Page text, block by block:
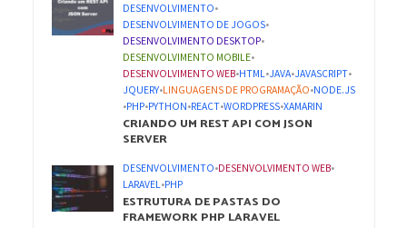
DESENVOLVIMENTO•
DESENVOLVIMENTO DE JOGOS•
DESENVOLVIMENTO DESKTOP•
DESENVOLVIMENTO MOBILE•
DESENVOLVIMENTO WEB•HTML•JAVA•JAVASCRIPT•
JQUERY•LINGUAGENS DE PROGRAMAÇÃO•NODE.JS
•PHP•PYTHON•REACT•WORDPRESS•XAMARIN
CRIANDO UM REST API COM JSON
SERVER
DESENVOLVIMENTO•DESENVOLVIMENTO WEB•
LARAVEL•PHP
ESTRUTURA DE PASTAS DO
FRAMEWORK PHP LARAVEL